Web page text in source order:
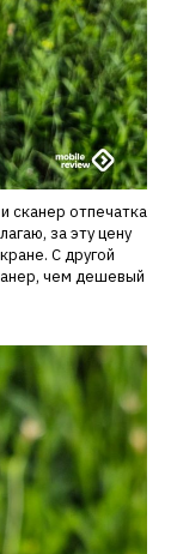
сканер отпечатка
за эту цену
С другой
чем дешевый